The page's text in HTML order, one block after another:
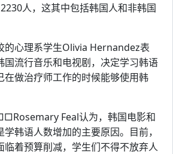
人，这其中包括韩国人和非韩国
的心理系学生Olivia Hernandez表
国流行音乐和电视剧，决定学习韩语
在做治疗师工作的时候能够使用韩
Feal认为，韩国电影和
韩语人数增加的主要原因。目前，
临着预算削减，学生们不得不放弃人